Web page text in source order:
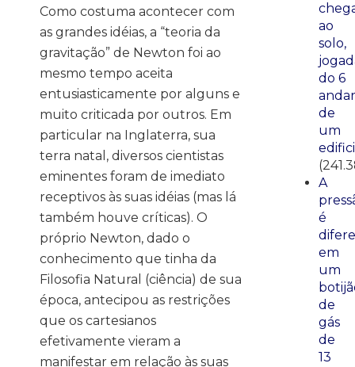
Como costuma acontecer com
as grandes idéias, a “teoria da
gravitação” de Newton foi ao
mesmo tempo aceita
entusiasticamente por alguns e
muito criticada por outros. Em
particular na Inglaterra, sua
terra natal, diversos cientistas
eminentes foram de imediato
receptivos às suas idéias (mas lá
também houve críticas). O
próprio Newton, dado o
conhecimento que tinha da
Filosofia Natural (ciência) de sua
época, antecipou as restrições
que os cartesianos
efetivamente vieram a
manifestar em relação às suas
ao
solo,
do 6
andar
de
um
A
é
em
um
de
gás
de
13